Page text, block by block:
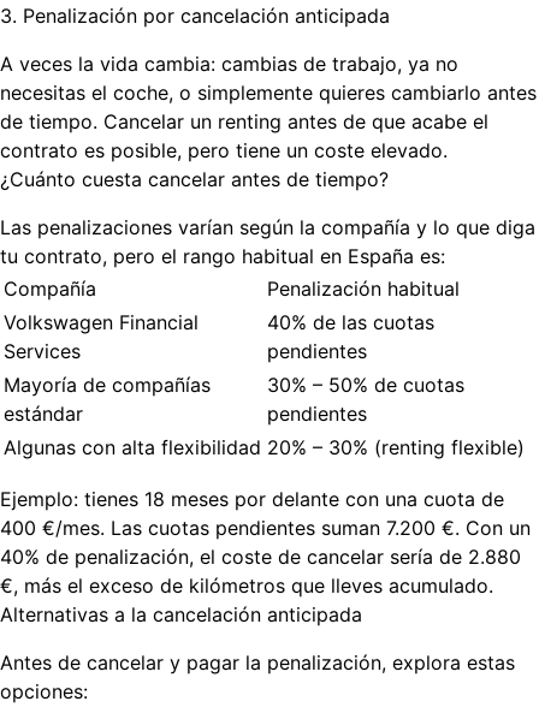
3. Penalización por cancelación anticipada
A veces la vida cambia: cambias de trabajo, ya no
necesitas el coche, o simplemente quieres cambiarlo antes
de tiempo. Cancelar un renting antes de que acabe el
contrato es posible, pero tiene un coste elevado.
¿Cuánto cuesta cancelar antes de tiempo?
Las penalizaciones varían según la compañía y lo que diga
tu contrato, pero el rango habitual en España es:
Compañía
Penalización habitual
Volkswagen Financial
Services
40% de las cuotas
pendientes
Mayoría de compañías
estándar
30% – 50% de cuotas
pendientes
Algunas con alta flexibilidad 20% – 30% (renting flexible)
Ejemplo: tienes 18 meses por delante con una cuota de
400 €/mes. Las cuotas pendientes suman 7.200 €. Con un
40% de penalización, el coste de cancelar sería de 2.880
€, más el exceso de kilómetros que lleves acumulado.
Alternativas a la cancelación anticipada
Antes de cancelar y pagar la penalización, explora estas
opciones: